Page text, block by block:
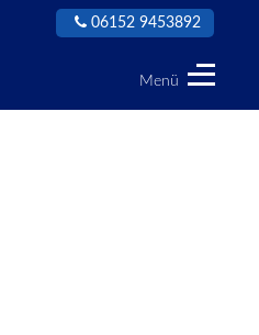
06152 9453892
Menü